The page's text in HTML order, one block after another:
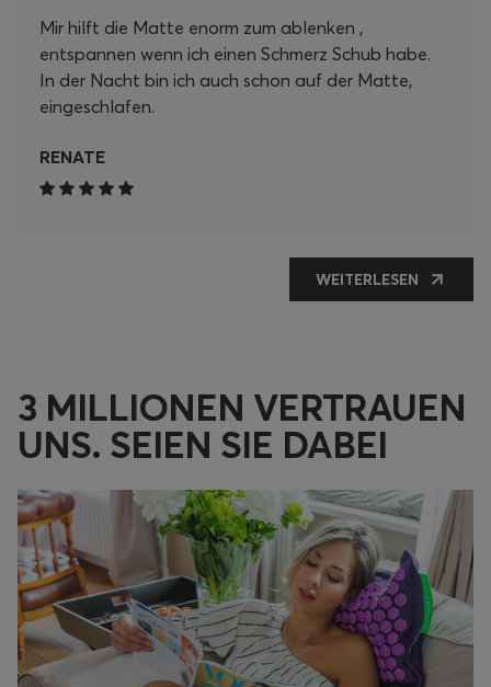
Mir hilft die Matte enorm zum ablenken ,
entspannen wenn ich einen Schmerz Schub habe.
In der Nacht bin ich auch schon auf der Matte,
eingeschlafen.
RENATE
WEITERLESEN
3 MILLIONEN VERTRAUEN
UNS. SEIEN SIE DABEI